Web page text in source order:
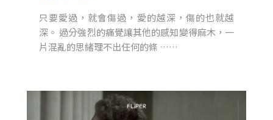
只要愛過，就會傷過，愛的越深，傷的也就越
深。 過分強烈的痛覺讓其他的感知變得麻木，一
片混亂的思緒理不出任何的條 ……